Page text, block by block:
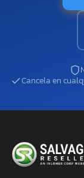
Cancela en